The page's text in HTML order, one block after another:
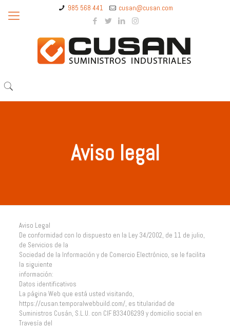
985 568 441 cusan@cusan.com
Aviso legal
Aviso Legal
De conformidad con lo dispuesto en la Ley 34/2002, de 11 de julio,
de Servicios de la
Sociedad de la Información y de Comercio Electrónico, se le facilita
la siguiente
información:
Datos identificativos
La página Web que está usted visitando,
https://cusan.temporalwebbuild.com/, es titularidad de
Suministros Cusán, S.L.U. con CIF B33406299 y domicilio social en
Travesía del